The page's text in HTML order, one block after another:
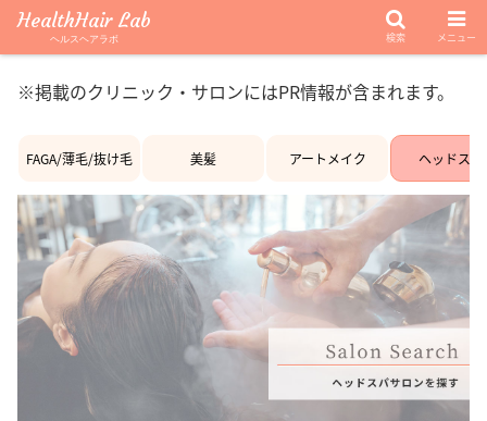
※掲載のクリニック・サロンにはPR情報が含まれます。
FAGA/薄毛/抜け毛 美髪 アートメイク ヘッドスパ
HealthHair Lab
ヘルスヘアラボ 検索 メニュー